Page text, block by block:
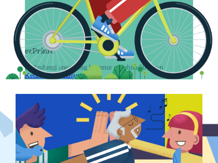
ezPrime
Melindungi anda yang berumur melebihi 50 tahun
Ketahui lebih lanjut